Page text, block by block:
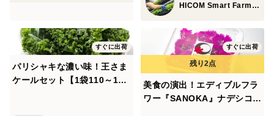
HICOM Smart Farm 泉佐野ファクトリー
すぐに出荷
パリシャキな濃い味！王さま
ケールセット【1袋110～120
すぐに出荷
美食の演出！エディブルフラ
ワー『SANOKA』ナデシコ